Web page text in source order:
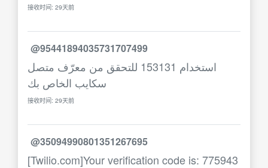
接收时间: 29天前
@95441894035731707499
استخدام 153131 للتحقق من معرّف متصل
سكايب الخاص بك
接收时间: 29天前
@35094990801351267695
[Twilio.com]Your verification code is: 775943